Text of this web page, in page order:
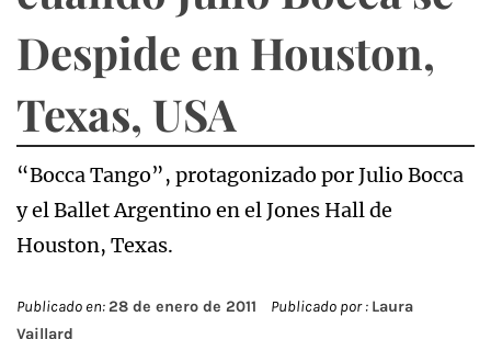
Despide en Houston,
Texas, USA
“Bocca Tango”, protagonizado por Julio Bocca
y el Ballet Argentino en el Jones Hall de
Houston, Texas.
Publicado en:28 de enero de 2011 Publicado por : Laura
Vaillard